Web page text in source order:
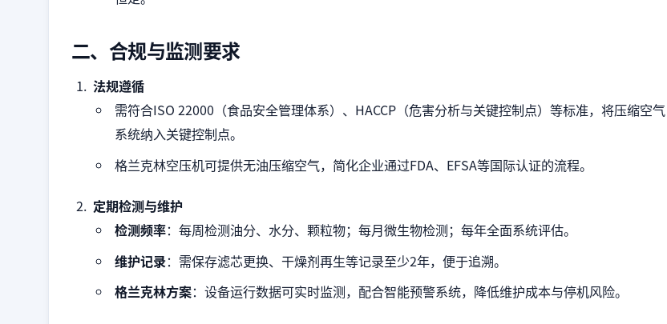
二、合规与监测要求
法规遵循
需符合ISO 22000（食品安全管理体系）、HACCP（危害分析与关键控制点）等标准，将压缩空气
系统纳入关键控制点。
格兰克林空压机可提供无油压缩空气，简化企业通过FDA、EFSA等国际认证的流程。
定期检测与维护
检测频率：每周检测油分、水分、颗粒物；每月微生物检测；每年全面系统评估。
维护记录：需保存滤芯更换、干燥剂再生等记录至少2年，便于追溯。
格兰克林方案：设备运行数据可实时监测，配合智能预警系统，降低维护成本与停机风险。